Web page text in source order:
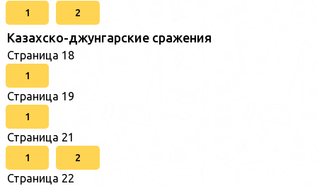
1 2
Казахско-джунгарские сражения
Страница 18
1
Страница 19
1
Страница 21
1 2
Страница 22